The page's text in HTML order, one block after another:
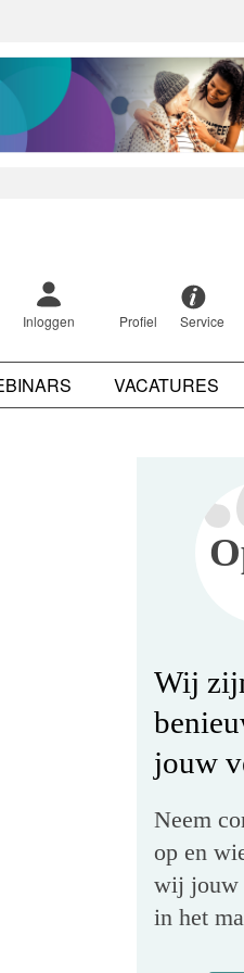
Inloggen Profiel Service
VACATURES
Wij
jouw
Neem
op en
wij jouw
in het